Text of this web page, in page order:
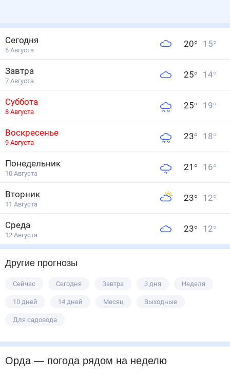
Сегодня
6 Августа
20° 15°
Завтра
7 Августа
25° 14°
Суббота
8 Августа
25° 19°
Воскресенье
9 Августа
23° 18°
Понедельник
10 Августа
21 ° 16°
Вторник
11 Августа
23° 12°
Среда
12 Августа
23° 12°
Другие прогнозы
Сейчас Сегодня Завтра 3 дня Неделя
10 дней 14 дней Месяц Выходные
Для садовода
Орда — погода рядом на неделю